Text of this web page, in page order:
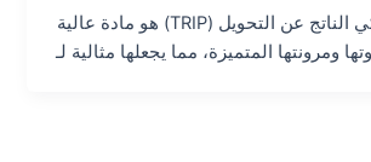
الفولاذ البلاستيكي الناتج عن التحويل (TRIP) هو مادة عالية
ومرونتها المتميزة، مما يجعلها مثالية لـ